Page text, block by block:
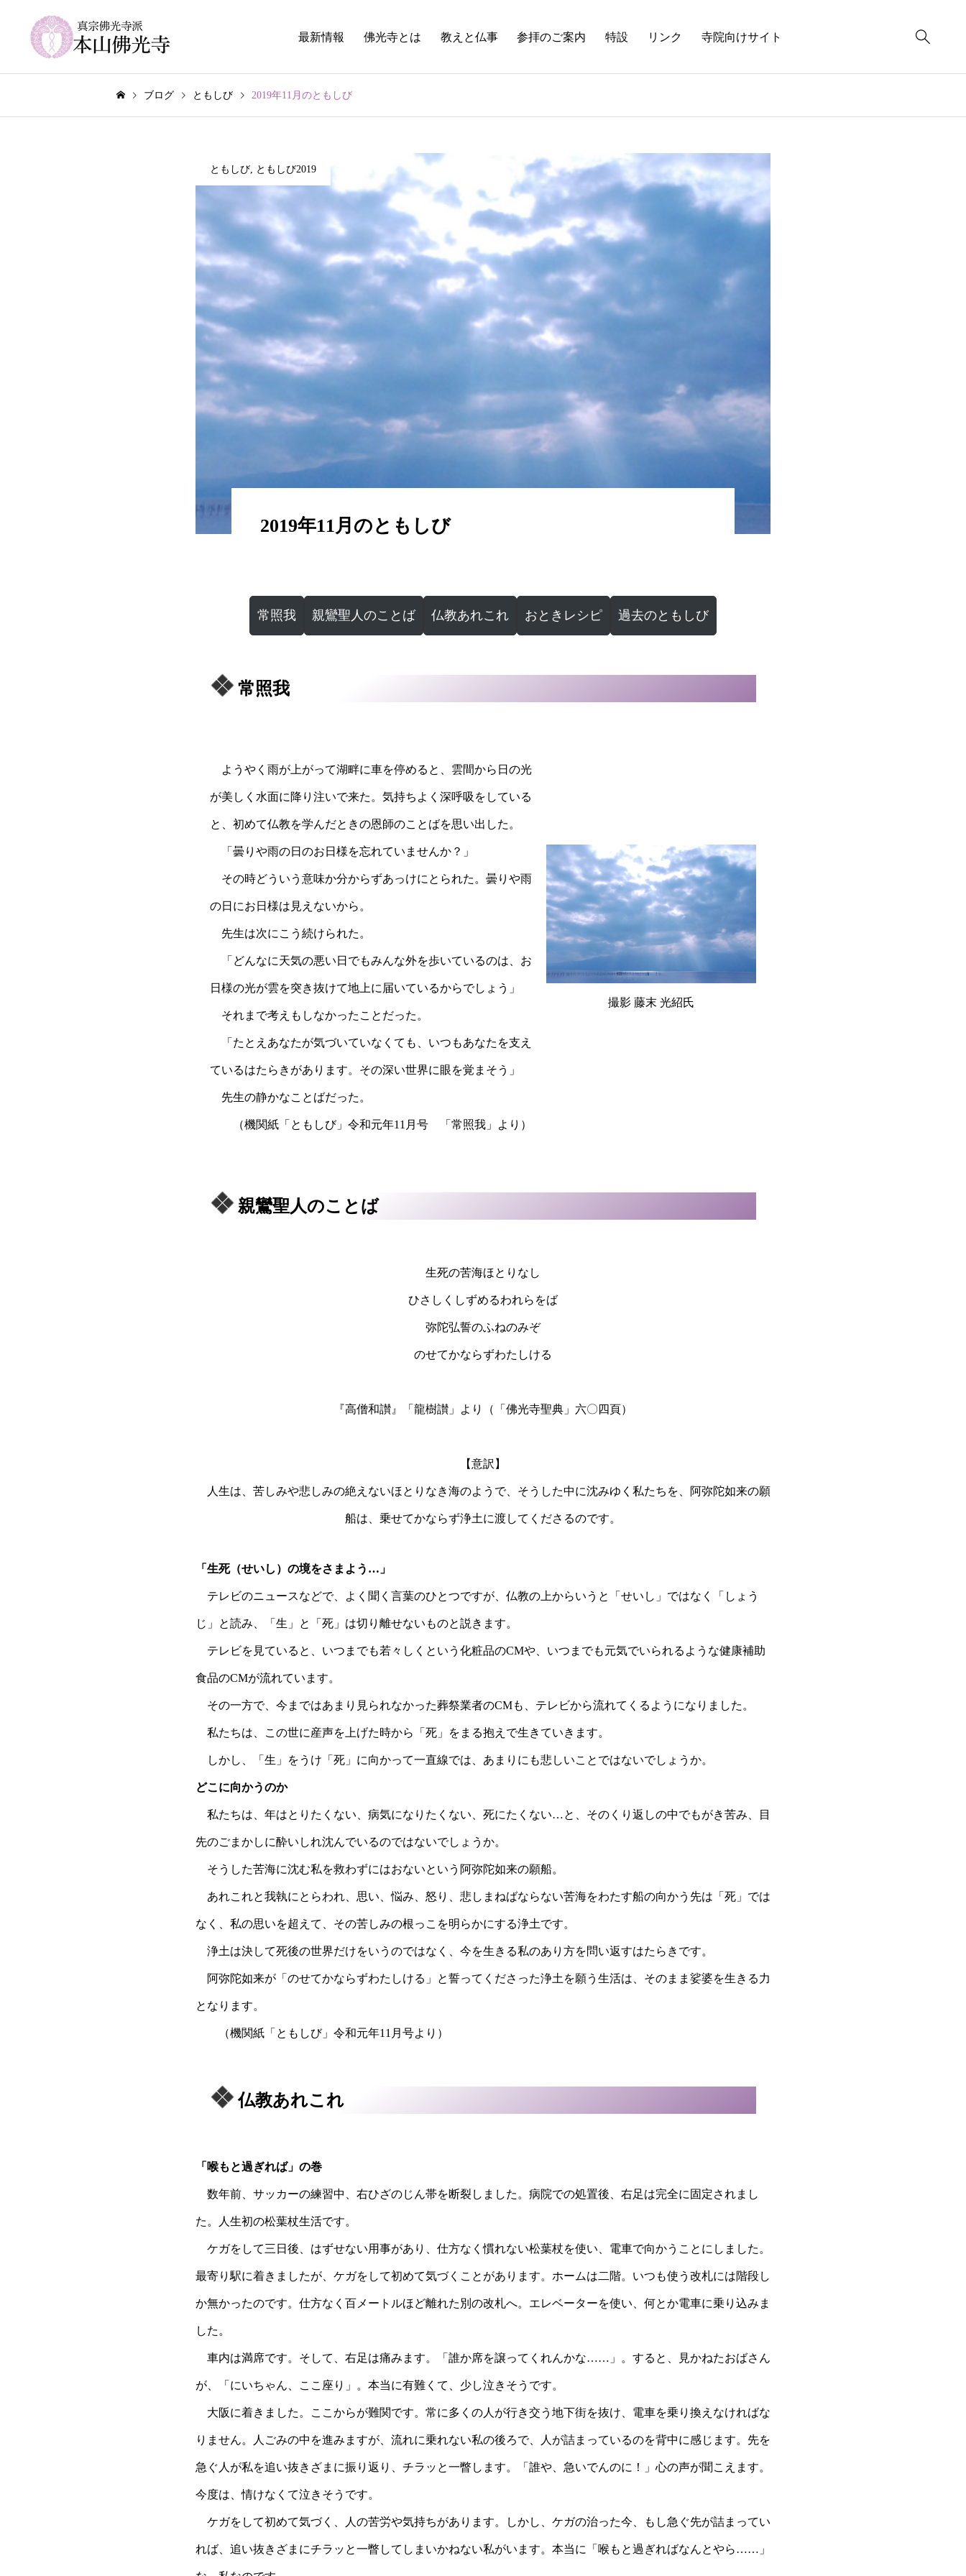
最新情報 佛光寺とは 教えと仏事 参拝のご案内 特設 リンク 寺院向けサイト
ブログ ともしび 2019年11月のともしび
ともしび, ともしび2019
2019年11月のともしび
常照我 親鸞聖人のことば 仏教あれこれ おときレシピ 過去のともしび
常照我
ようやく雨が上がって湖畔に車を停めると、雲間から日の光
が美しく水面に降り注いで来た。気持ちよく深呼吸をしている
と、初めて仏教を学んだときの恩師のことばを思い出した。
「曇りや雨の日のお日様を忘れていませんか？」
その時どういう意味か分からずあっけにとられた。曇りや雨
の日にお日様は見えないから。
先生は次にこう続けられた。
「どんなに天気の悪い日でもみんな外を歩いているのは、お
日様の光が雲を突き抜けて地上に届いているからでしょう」
それまで考えもしなかったことだった。
「たとえあなたが気づいていなくても、いつもあなたを支え
ているはたらきがあります。その深い世界に眼を覚まそう」
先生の静かなことばだった。
（機関紙「ともしび」令和元年11月号 「常照我」より）
撮影 藤末 光紹氏
親鸞聖人のことば
生死の苦海ほとりなし
ひさしくしずめるわれらをば
弥陀弘誓のふねのみぞ
のせてかならずわたしける
『高僧和讃』「龍樹讃」より（「佛光寺聖典」六〇四頁）
【意訳】
人生は、苦しみや悲しみの絶えないほとりなき海のようで、そうした中に沈みゆく私たちを、阿弥陀如来の願
船は、乗せてかならず浄土に渡してくださるのです。
「生死（せいし）の境をさまよう…」
テレビのニュースなどで、よく聞く言葉のひとつですが、仏教の上からいうと「せいし」ではなく「しょう
じ」と読み、「生」と「死」は切り離せないものと説きます。
テレビを見ていると、いつまでも若々しくという化粧品のCMや、いつまでも元気でいられるような健康補助
食品のCMが流れています。
その一方で、今まではあまり見られなかった葬祭業者のCMも、テレビから流れてくるようになりました。
私たちは、この世に産声を上げた時から「死」をまる抱えで生きていきます。
しかし、「生」をうけ「死」に向かって一直線では、あまりにも悲しいことではないでしょうか。
どこに向かうのか
私たちは、年はとりたくない、病気になりたくない、死にたくない…と、そのくり返しの中でもがき苦み、目
先のごまかしに酔いしれ沈んでいるのではないでしょうか。
そうした苦海に沈む私を救わずにはおないという阿弥陀如来の願船。
あれこれと我執にとらわれ、思い、悩み、怒り、悲しまねばならない苦海をわたす船の向かう先は「死」では
なく、私の思いを超えて、その苦しみの根っこを明らかにする浄土です。
浄土は決して死後の世界だけをいうのではなく、今を生きる私のあり方を問い返すはたらきです。
阿弥陀如来が「のせてかならずわたしける」と誓ってくださった浄土を願う生活は、そのまま娑婆を生きる力
となります。
（機関紙「ともしび」令和元年11月号より）
仏教あれこれ
「喉もと過ぎれば」の巻
数年前、サッカーの練習中、右ひざのじん帯を断裂しました。病院での処置後、右足は完全に固定されまし
た。人生初の松葉杖生活です。
ケガをして三日後、はずせない用事があり、仕方なく慣れない松葉杖を使い、電車で向かうことにしました。
最寄り駅に着きましたが、ケガをして初めて気づくことがあります。ホームは二階。いつも使う改札には階段し
か無かったのです。仕方なく百メートルほど離れた別の改札へ。エレベーターを使い、何とか電車に乗り込みま
した。
車内は満席です。そして、右足は痛みます。「誰か席を譲ってくれんかな……」。すると、見かねたおばさん
が、「にいちゃん、ここ座り」。本当に有難くて、少し泣きそうです。
大阪に着きました。ここからが難関です。常に多くの人が行き交う地下街を抜け、電車を乗り換えなければな
りません。人ごみの中を進みますが、流れに乗れない私の後ろで、人が詰まっているのを背中に感じます。先を
急ぐ人が私を追い抜きざまに振り返り、チラッと一瞥します。「誰や、急いでんのに！」心の声が聞こえます。
今度は、情けなくて泣きそうです。
ケガをして初めて気づく、人の苦労や気持ちがあります。しかし、ケガの治った今、もし急ぐ先が詰まってい
れば、追い抜きざまにチラッと一瞥してしまいかねない私がいます。本当に「喉もと過ぎればなんとやら……」